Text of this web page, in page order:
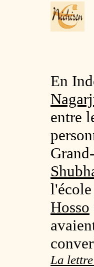
En
entre
l'école
Hosso
La